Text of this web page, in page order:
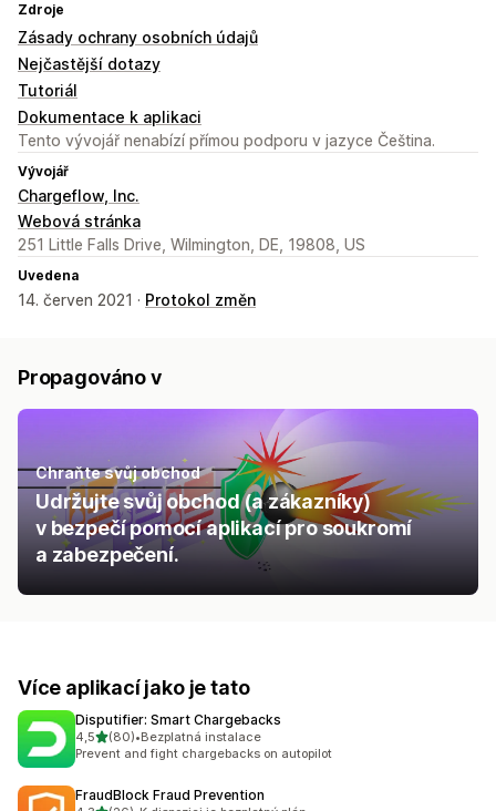
Zdroje
Zásady ochrany osobních údajů
Nejčastější dotazy
Tutoriál
Dokumentace k aplikaci
Tento vývojář nenabízí přímou podporu v jazyce Čeština.
Vývojář
Chargeflow, Inc.
Webová stránka
251 Little Falls Drive, Wilmington, DE, 19808, US
Uvedena
14. červen 2021 · Protokol změn
Propagováno v
Chraňte svůj obchod
Udržujte svůj obchod (a zákazníky)
v bezpečí pomocí aplikací pro soukromí
a zabezpečení.
Více aplikací jako je tato
Disputifier: Smart Chargebacks
4,5z 5 hvězd
(80)
Celkový počet recenzí: 80
•Bezplatná instalace
Prevent and fight chargebacks on autopilot
FraudBlock Fraud Prevention